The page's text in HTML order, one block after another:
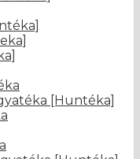
[Huntéka]